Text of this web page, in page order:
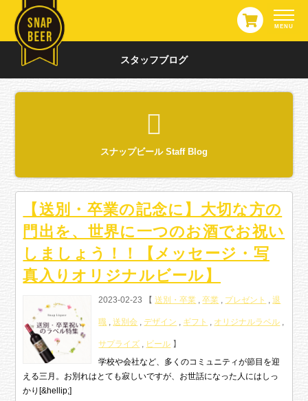
スタッフブログ
スナップビール Staff Blog
【送別・卒業の記念に】大切な方の
門出を、世界に一つのお酒でお祝い
しましょう！！【メッセージ・写
真入りオリジナルビール】
2023-02-23 【送別・卒業 ,卒業 , プレゼント ,退
職 ,送別会 ,デザイン , ギフト , オリジナルラベル ,
サプライズ , ビール 】
学校や会社など、多くのコミュニティが節目を迎
える三月。お別れはとても寂しいですが、お世話になった人にはしっ
かり[&hellip;]